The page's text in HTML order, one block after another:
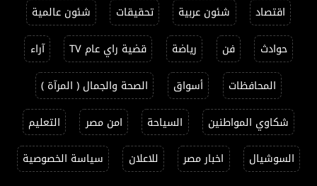
اقتصاد شئون عربية تحقيقات
شئون عالمية
حوادث
فن رياضة قضية راي عام TV
آراء
المحافظات
أسواق
الصحة والجمال ( المرآة )
شكاوي المواطنين
السياحة امن مصر
التعليم
السوشيال
اخبار مصر للاعلان سياسة الخصوصية